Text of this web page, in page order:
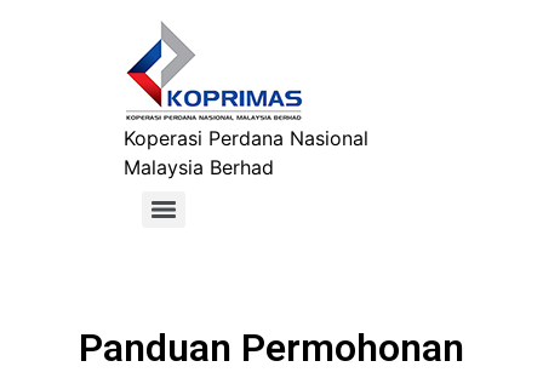
Koperasi Perdana Nasional
Malaysia Berhad
Panduan Permohonan